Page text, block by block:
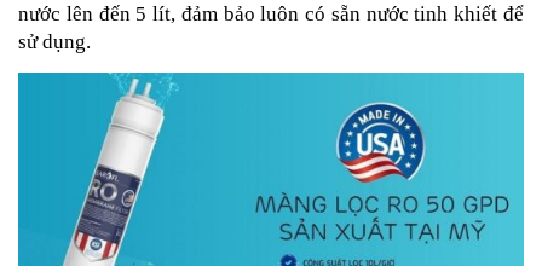
nước lên đến 5 lít, đảm bảo luôn có sẵn nước tinh khiết để
sử dụng.